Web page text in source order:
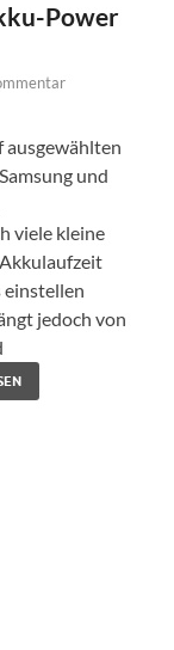
Power
ausgewählten
und
viele kleine
einstellen
jedoch von